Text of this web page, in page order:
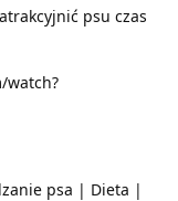
psu czas
watch?
psa | Dieta |